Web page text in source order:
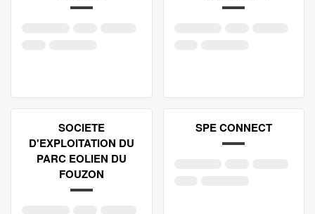
SOCIETE
D'EXPLOITATION DU
PARC EOLIEN DU
FOUZON
SPE CONNECT